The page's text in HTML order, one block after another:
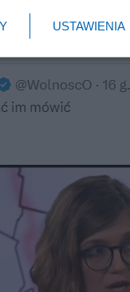
USTAWIENIA